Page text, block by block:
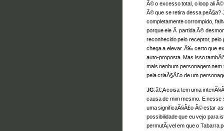
Ã© o excesso total, o loop ali
Ã© que se retira dessa peÃ§a?
completamente corrompido,
porque ele Ã partida Ã©
reconhecido pelo receptor, pelo
chega a elevar. Ã‰ certo que
auto-proposta. Mas isso
mais nenhum personagem
pela criaÃ§Ã£o de um
JG:â€‚A coisa tem uma
causa de mim mesmo. E nesse
uma significaÃ§Ã£o Ã© estar
possibilidade que eu vejo para
permutÃ¡vel em que o Tabarra